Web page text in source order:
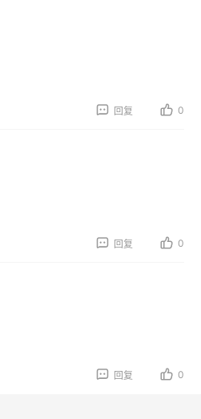
回复 0
回复 0
回复 0
吃到了干煸炒面，好吃诶